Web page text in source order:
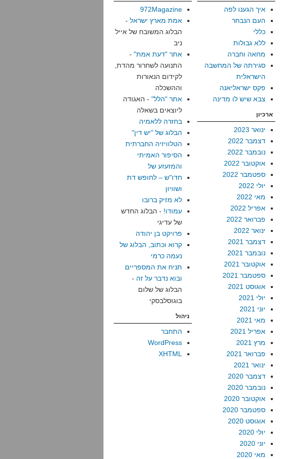
איך הגענו לפה
העם הנבחר
כללי
ללא גבולות
מחאה וחברה
סגירתה של המחשבה
הישראלית
פקס ישראליאנה
צבא שיש לו מדינה
ארכיון
ינואר 2023
דצמבר 2022
נובמבר 2022
אוקטובר 2022
ספטמבר 2022
יולי 2022
מאי 2022
אפריל 2022
פברואר 2022
ינואר 2022
דצמבר 2021
נובמבר 2021
אוקטובר 2021
ספטמבר 2021
אוגוסט 2021
יולי 2021
יוני 2021
מאי 2021
אפריל 2021
מרץ 2021
פברואר 2021
ינואר 2021
דצמבר 2020
נובמבר 2020
אוקטובר 2020
ספטמבר 2020
אוגוסט 2020
יולי 2020
יוני 2020
מאי 2020
972Magazine
אמת מארץ ישראל -
הבלוג המשובח של אייל
ניב
אתר "דעת אמת" -
התנועה לשחרור מהדת,
לקידום הנאורות
וההשכלה
אתר "הלל" - האגודה
ליוצאים בשאלה
בחזרה ללאמיה
הבלוג של "יש דין"
הטלוויזיה החברתית
הסיפור האמיתי
והמזעזע של
חדו"ש – לחופש דת
ושוויון
לא מזיק ברובו
עמודו! - הבלוג החדש
של עדיגי
פרויקט בן יהודה
קרוא וכתוב, הבלוג של
נעמה כרמי
תניח את המספריים
ובוא נדבר על זה -
הבלוג של שלום
בוגוסלבסקי
ניהול
התחבר
WordPress
XHTML